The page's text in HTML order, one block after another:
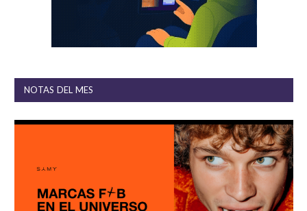
NOTAS DEL MES